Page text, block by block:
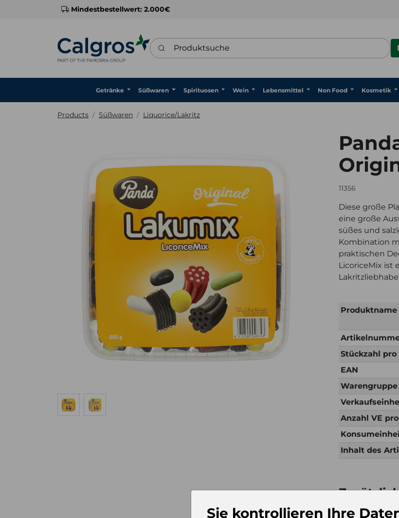
Mindestbestellwert: 2.000€
Produktsuche
Getränke Süßwaren Spirituosen Wein Lebensmittel Non Food Kosmetik
Products Süßwaren Liquorice/Lakritz
11356
Diese große
eine große
süßes und
Kombination
praktischen
LicoriceMix ist
Produktname
Stückzahl
EAN
Warengruppe
Anzahl VE
Inhalt des
Sie kontrollieren Ihre